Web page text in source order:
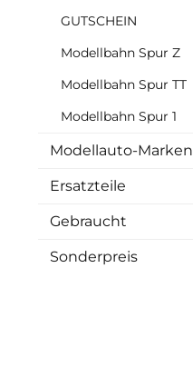
GUTSCHEIN
Modellbahn Spur Z
Modellbahn Spur TT
Modellbahn Spur 1
Modellauto-Marken
Ersatzteile
Gebraucht
Sonderpreis